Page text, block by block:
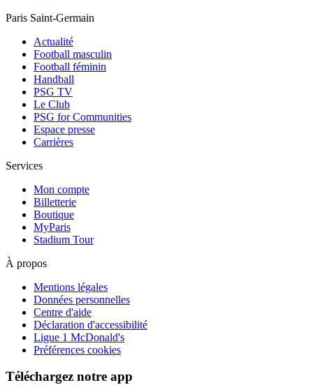
Paris Saint-Germain
Actualité
Football masculin
Football féminin
Handball
PSG TV
Le Club
PSG for Communities
Espace presse
Carrières
Services
Mon compte
Billetterie
Boutique
MyParis
Stadium Tour
À propos
Mentions légales
Données personnelles
Centre d'aide
Déclaration d'accessibilité
Ligue 1 McDonald's
Préférences cookies
Téléchargez notre app